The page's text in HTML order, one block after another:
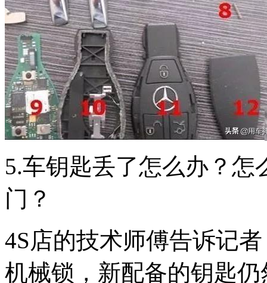
5.车钥匙丢了怎么办？
门？
4S店的技术师傅告诉记
机械锁，新配备的钥匙